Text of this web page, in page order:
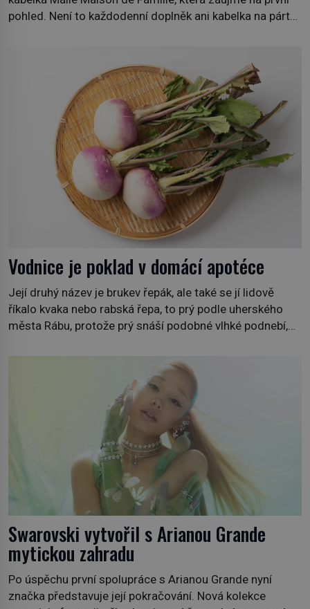
pohled. Není to každodenní doplněk ani kabelka na párty,
adrese 18 Rue Louis Vuitton, které bylo postaveno v
roce 1869. […]
Vodnice je poklad v domácí apotéce
Její druhý název je brukev řepák, ale také se jí lidově
říkalo kvaka nebo rabská řepa, to prý podle uherského
města Rábu, protože prý snáší podobné vlhké podnebí,
někdy i v obchodech. Její bulvy jsou bílé, nahoře někdy
Swarovski vytvořil s Arianou Grande
mytickou zahradu
Po úspěchu první spolupráce s Arianou Grande nyní
značka představuje její pokračování. Nová kolekce